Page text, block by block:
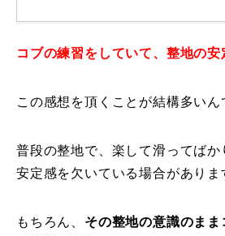
講師から選ぶ
コブレッスン参加のお客様の声
レッスンレポート
コブの練習をしていて、整地の安
この感想を頂くことが結構多いん
普段の整地で、楽して滑ってばか
安定感を欠いている場合がありま
もちろん、 その整地の意識のま